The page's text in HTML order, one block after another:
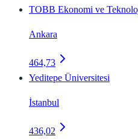
TOBB Ekonomi ve
Ankara
464,73
Yeditepe Üniversitesi
İstanbul
436,02